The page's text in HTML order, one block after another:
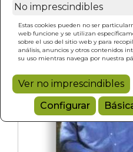
No imprescindibles
Estas cookies pueden no ser
web funcione y se utilizan
sobre el uso del sitio web y para
análisis, anuncios y otros contenidos
su uso mientras navega por nuestra
Ver no imprescindibles
Configurar